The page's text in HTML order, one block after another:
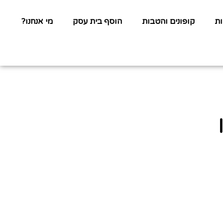
קופונים והטבות הוסף בית עסק מי אנחנו?